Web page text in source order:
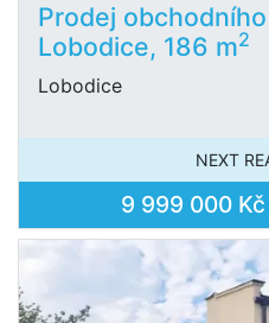
Prodej
Lobodice, 186 m2
Lobodice
NEXT
9 999 000 Kč